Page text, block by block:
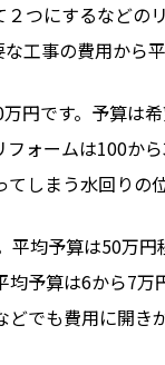
つにするなど
工事の費用から
円です。予算は
ォームは100か
しまう水回りの
均予算は50万
予算は6から7
でも費用に開き